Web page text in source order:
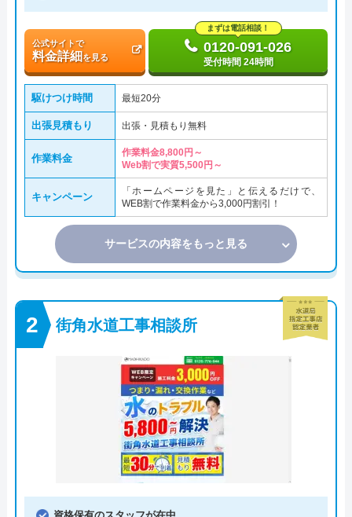
公式サイトで
料金詳細を見る
まずは電話相談！
0120-091-026
受付時間 24時間
駆けつけ時間 最短20分
出張見積もり 出張・見積もり無料
作業料金
作業料金8,800円～
Web割で実質5,500円～
キャンペーン
「ホームページを見た」と伝えるだけで、
WEB割で作業料金から3,000円割引！
サービスの内容をもっと見る
街角水道工事相談所